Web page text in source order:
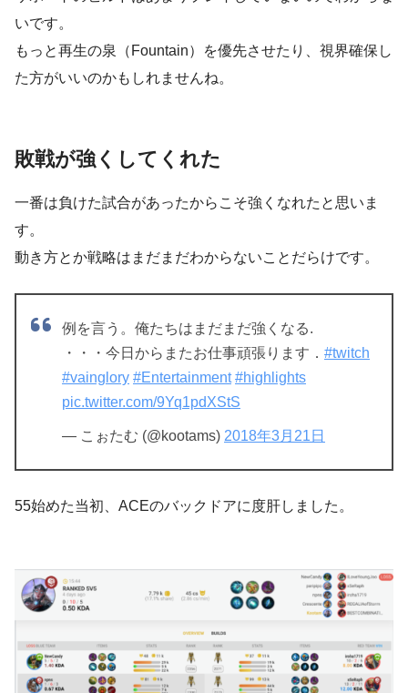
いです。
もっと再生の泉（Fountain）を優先させたり、視界確保し
た方がいいのかもしれませんね。
敗戦が強くしてくれた
一番は負けた試合があったからこそ強くなれたと思いま
す。
動き方とか戦略はまだまだわからないことだらけです。
例を言う。俺たちはまだまだ強くなる.
・・・今日からまたお仕事頑張ります． #twitch
#vainglory #Entertainment #highlights
pic.twitter.com/9Yq1pdXStS
— こぉたむ (@kootams) 2018年3月21日
55始めた当初、ACEのバックドアに度肝しました。